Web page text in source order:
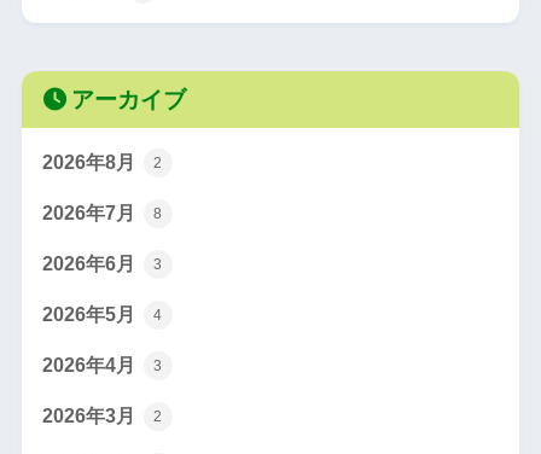
アーカイブ
2026年8月 2
2026年7月 8
2026年6月 3
2026年5月 4
2026年4月 3
2026年3月 2